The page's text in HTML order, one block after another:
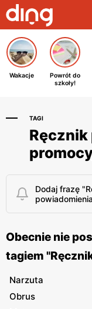
Wakacje
Powrót do
szkoły!
TAGI
Dodaj frazę
Obecnie nie
tagiem
Narzuta
Obrus